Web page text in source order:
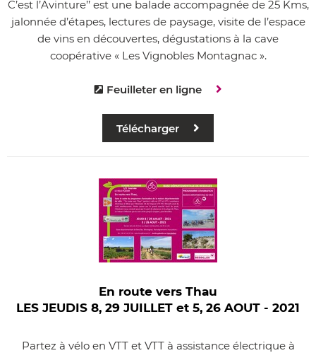
C’est l’Avinture’’ est une balade accompagnée de 25 Kms,
jalonnée d’étapes, lectures de paysage, visite de l’espace
de vins en découvertes, dégustations à la cave
coopérative « Les Vignobles Montagnac ».
Feuilleter en ligne
Télécharger
En route vers Thau
LES JEUDIS 8, 29 JUILLET et 5, 26 AOUT - 2021
Partez à vélo en VTT et VTT à assistance électrique à